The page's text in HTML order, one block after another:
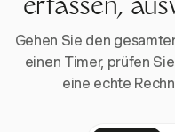
erfassen,
Gehen Sie den
einen Timer, prüfen
eine echte